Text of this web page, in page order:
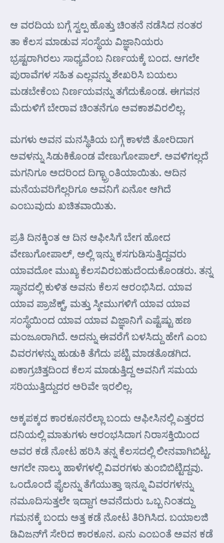
ಆ ವರದಿಯ ಬಗ್ಗೆ ಸ್ವಲ್ಪ ಹೊತ್ತು ಚಿಂತನೆ ನಡೆಸಿದ ನಂತರ
ತಾ ಕೆಲಸ ಮಾಡುವ ಸಂಸ್ಥೆಯ ವಿಜ್ಞಾನಿಯರು
ಭ್ರಷ್ಟರಾಗಿರಲು ಸಾಧ್ಯವೆಂಬ ನಿರ್ಣಯಕ್ಕೆ ಬಂದ. ಆಗಲೇ
ಪುರಾವೆಗಳ ಸಹಿತ ಎಲ್ಲವನ್ನು ಶೇಖರಿಸಿ ಬಯಲು
ಮಡಬೇಕೆಂಬ ನಿರ್ಣಯವನ್ನು ತಗೆದುಕೊಂಡ. ಈಗವನ
ಮೆದುಳಿಗೆ ಬೇರಾವ ಚಿಂತನೆಗೂ ಅವಕಾಶವಿರಲಿಲ್ಲ.
ಮಗಳು ಅವನ ಮನಸ್ಥಿತಿಯ ಬಗ್ಗೆ ಕಾಳಜಿ ತೋರಿದಾಗ
ಅವಳನ್ನು ಸಿಡುಕಿಕೊಂಡ ವೇಣುಗೋಪಾಲ್. ಅವಳಿಗಲ್ಲದೆ
ಮಗನಿಗೂ ಅದರಿಂದ ದಿಗ್ಭ್ರಾಂತಿಯಾಯಿತು. ಆದಿನ
ಮನೆಯವರಿಗೆಲ್ಲರಿಗೂ ಅವನಿಗೆ ಏನೋ ಆಗಿದೆ
ಎಂಬುವುದು ಖಚಿತವಾಯಿತು.
ಪ್ರತಿ ದಿನಕ್ಕಿಂತ ಆ ದಿನ ಆಫೀಸಿಗೆ ಬೇಗ ಹೋದ
ವೇಣುಗೋಪಾಲ್, ಅಲ್ಲಿ ಇನ್ನು ಕಸಗುಡಿಸುತ್ತಿದ್ದವರು
ಯಾವದೋ ಮುಖ್ಯ ಕೆಲಸವಿರಬಹುದೆಂದುಕೊಂಡರು. ತನ್ನ
ಸ್ಥಾನದಲ್ಲಿ ಕುಳಿತ ಅವನು ಕೆಲಸ ಆರಂಭಿಸಿದ. ಯಾವ
ಯಾವ ಪ್ರಾಜೆಕ್ಟ್, ಮತ್ತು ಸ್ಕೀಮುಗಳಿಗೆ ಯಾವ ಯಾವ
ಸಂಸ್ಥೆಯಿಂದ ಯಾವ ಯಾವ ವಿಜ್ಞಾನಿಗೆ ಎಷ್ಟೆಷ್ಟು ಹಣ
ಮಂಜೂರಾಗಿದೆ. ಅದನ್ನು ಈವರೆಗೆ ಬಳಸಿದ್ದು ಹೇಗೆ ಎಂಬ
ವಿವರಗಳನ್ನು ಹುಡುಕಿ ತೆಗೆದು ಪಟ್ಟಿ ಮಾಡತೊಡಗಿದ.
ಏಕಾಗ್ರಚಿತ್ತದಿಂದ ಕೆಲಸ ಮಾಡುತ್ತಿದ್ದ ಅವನಿಗೆ ಸಮಯ
ಸರಿಯುತ್ತಿದ್ದುದರ ಅರಿವೇ ಇರಲಿಲ್ಲ.
ಅಕ್ಕಪಕ್ಕದ ಕಾರಕೂನರೆಲ್ಲಾ ಬಂದು ಆಫೀಸಿನಲ್ಲಿ ಎತ್ತರದ
ದನಿಯಲ್ಲಿ ಮಾತುಗಳು ಆರಂಭಸಿದಾಗ ನಿರಾಸಕ್ತಿಯಿಂದ
ಅವರ ಕಡೆ ನೋಟ ಹರಿಸಿ ತನ್ನ ಕೆಲಸದಲ್ಲಿ ಲೀನವಾಗಿಬಿಟ್ಟ.
ಆಗಲೇ ನಾಲ್ಕು ಹಾಳೆಗಳಲ್ಲಿ ವಿವರಗಳು ತುಂಬಿಬಿಟ್ಟಿದ್ದವು.
ಒಂದೊಂದೆ ಫೈಲನ್ನು ತೆಗೆಯುತ್ತಾ ಇನ್ನೂ ವಿವರಗಳನ್ನು
ನಮೂದಿಸುತ್ತಲೇ ಇದ್ದಾಗ ಅವನೆದುರು ಒಬ್ಬ ನಿಂತದ್ದು
ಗಮನಕ್ಕೆ ಬಂದು ಅತ್ತ ಕಡೆ ನೋಟ ತಿರಿಗಿಸಿದ. ಬಯಾಲಜಿ
ಡಿವಿಜನ್‌ಗೆ ಸೇರಿದ ಕಾರಕೂನ. ಏನು ಎಂಬಂತೆ ಅವನ ಕಡೆ